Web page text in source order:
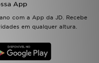
App
com a App da JD. Recebe
em qualquer altura.